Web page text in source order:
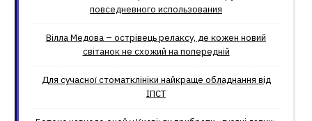
повседневного использования
Вілла Медова – острівець релаксу, де кожен новий
світанок не схожий на попередній
Для сучасної стоматклініки найкраще обладнання від
ІПСТ